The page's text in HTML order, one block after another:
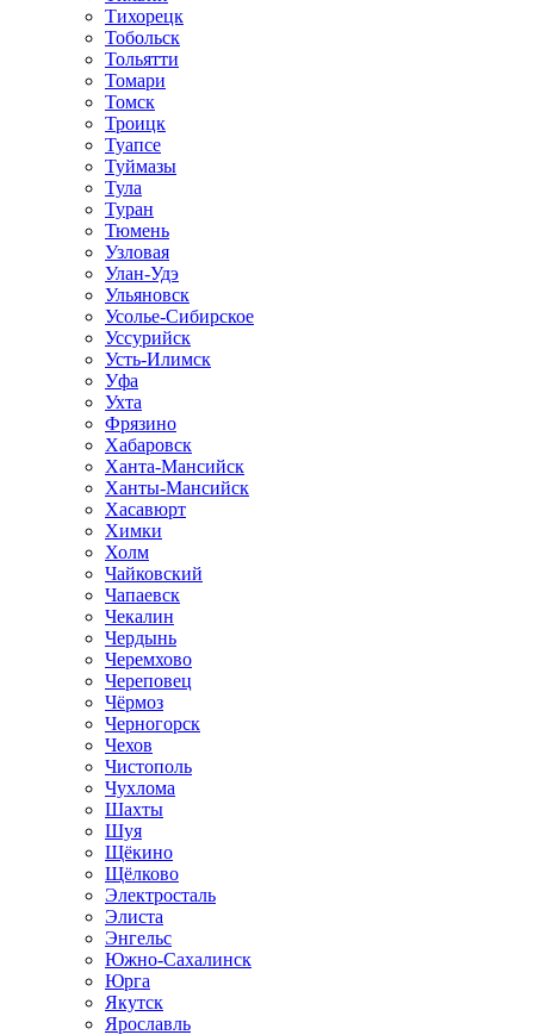
Тихорецк
Тобольск
Тольятти
Томари
Томск
Троицк
Туапсе
Туймазы
Тула
Туран
Тюмень
Узловая
Улан-Удэ
Ульяновск
Усолье-Сибирское
Уссурийск
Усть-Илимск
Уфа
Ухта
Фрязино
Хабаровск
Ханта-Мансийск
Ханты-Мансийск
Хасавюрт
Химки
Холм
Чайковский
Чапаевск
Чекалин
Чердынь
Черемхово
Череповец
Чёрмоз
Черногорск
Чехов
Чистополь
Чухлома
Шахты
Шуя
Щёкино
Щёлково
Электросталь
Элиста
Энгельс
Южно-Сахалинск
Юрга
Якутск
Ярославль